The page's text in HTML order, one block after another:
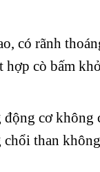
có rãnh
cò bấm
động cơ không
than